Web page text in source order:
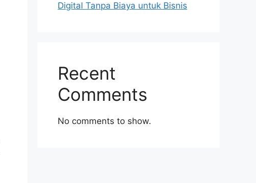
Digital Tanpa Biaya untuk Bisnis
Recent
Comments
No comments to show.